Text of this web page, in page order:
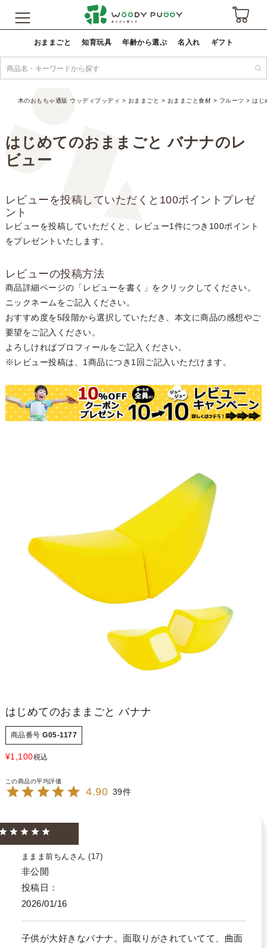
おままごと 知育玩具 年齢から選ぶ 名入れ ギフト
木のおもちゃ通販 ウッディプッディ おままごと おままごと食材 フルーツ はじ
はじめてのおままごと バナナのレ
ビュー
レビューを投稿していただくと100ポイントプレゼ
ント
レビューを投稿していただくと、レビュー1件につき100ポイント
をプレゼントいたします。
レビューの投稿方法
商品詳細ページの「レビューを書く」をクリックしてください。
ニックネームをご記入ください。
おすすめ度を5段階から選択していただき、本文に商品の感想やご
要望をご記入ください。
よろしければプロフィールをご記入ください。
※レビュー投稿は、1商品につき1回ご記入いただけます。
はじめてのおままごと バナナ
商品番号 G05-1177
¥1,100税込
4.90 39
ままま前ちん 17
非公開
投稿日
2026/01/16
子供が大好きなバナナ。面取りがされていてて、曲面